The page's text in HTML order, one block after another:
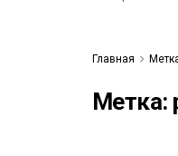
Главная
Метка: